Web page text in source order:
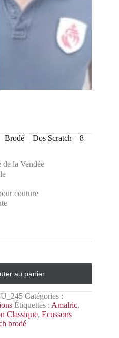
Brodé – Dos Scratch – 8
la Vendée
couture
au panier
Catégories :
Étiquettes : Amalric,
Classique, Ecussons
brodé